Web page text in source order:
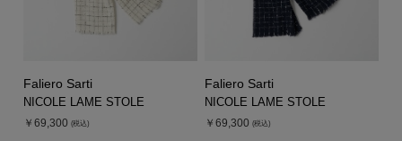
Faliero Sarti
NICOLE LAME STOLE
￥69,300 (税込)
Faliero Sarti
NICOLE LAME STOLE
￥69,300 (税込)